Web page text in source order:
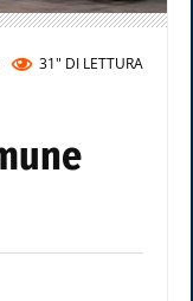
31" DI LETTURA